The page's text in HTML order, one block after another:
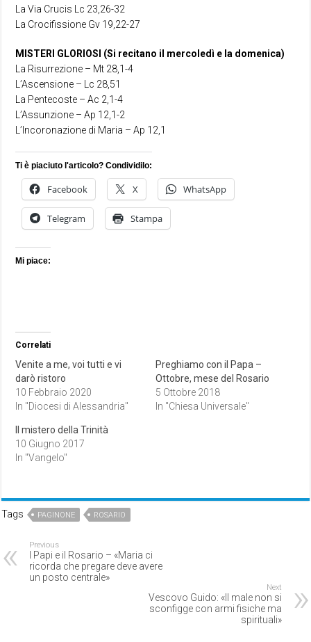
La Via Crucis Lc 23,26-32
La Crocifissione Gv 19,22-27
MISTERI GLORIOSI (Si recitano il mercoledì e la domenica)
La Risurrezione – Mt 28,1-4
L’Ascensione – Lc 28,51
La Pentecoste – Ac 2,1-4
L’Assunzione – Ap 12,1-2
L’Incoronazione di Maria – Ap 12,1
Ti è piaciuto l'articolo? Condividilo:
Facebook X WhatsApp
Telegram Stampa
Mi piace:
Correlati
Venite a me, voi tutti e vi
darò ristoro
10 Febbraio 2020
In "Diocesi di Alessandria"
Preghiamo con il Papa –
Ottobre, mese del Rosario
5 Ottobre 2018
In "Chiesa Universale"
Il mistero della Trinità
10 Giugno 2017
In "Vangelo"
Tags PAGINONE ROSARIO
Previous
I Papi e il Rosario – «Maria ci
ricorda che pregare deve avere
un posto centrale»
Next
Vescovo Guido: «Il male non si
sconfigge con armi fisiche ma
spirituali»